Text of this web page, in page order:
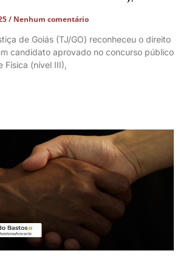
Nenhum comentário
de Goiás (TJ/GO) reconheceu o direito
candidato aprovado no concurso público
Física (nível III),